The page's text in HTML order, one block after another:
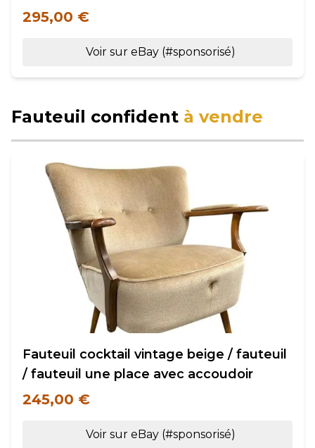
295,00 €
Voir sur eBay (#sponsorisé)
Fauteuil confident à vendre
Fauteuil cocktail vintage beige / fauteuil
/ fauteuil une place avec accoudoir
245,00 €
Voir sur eBay (#sponsorisé)